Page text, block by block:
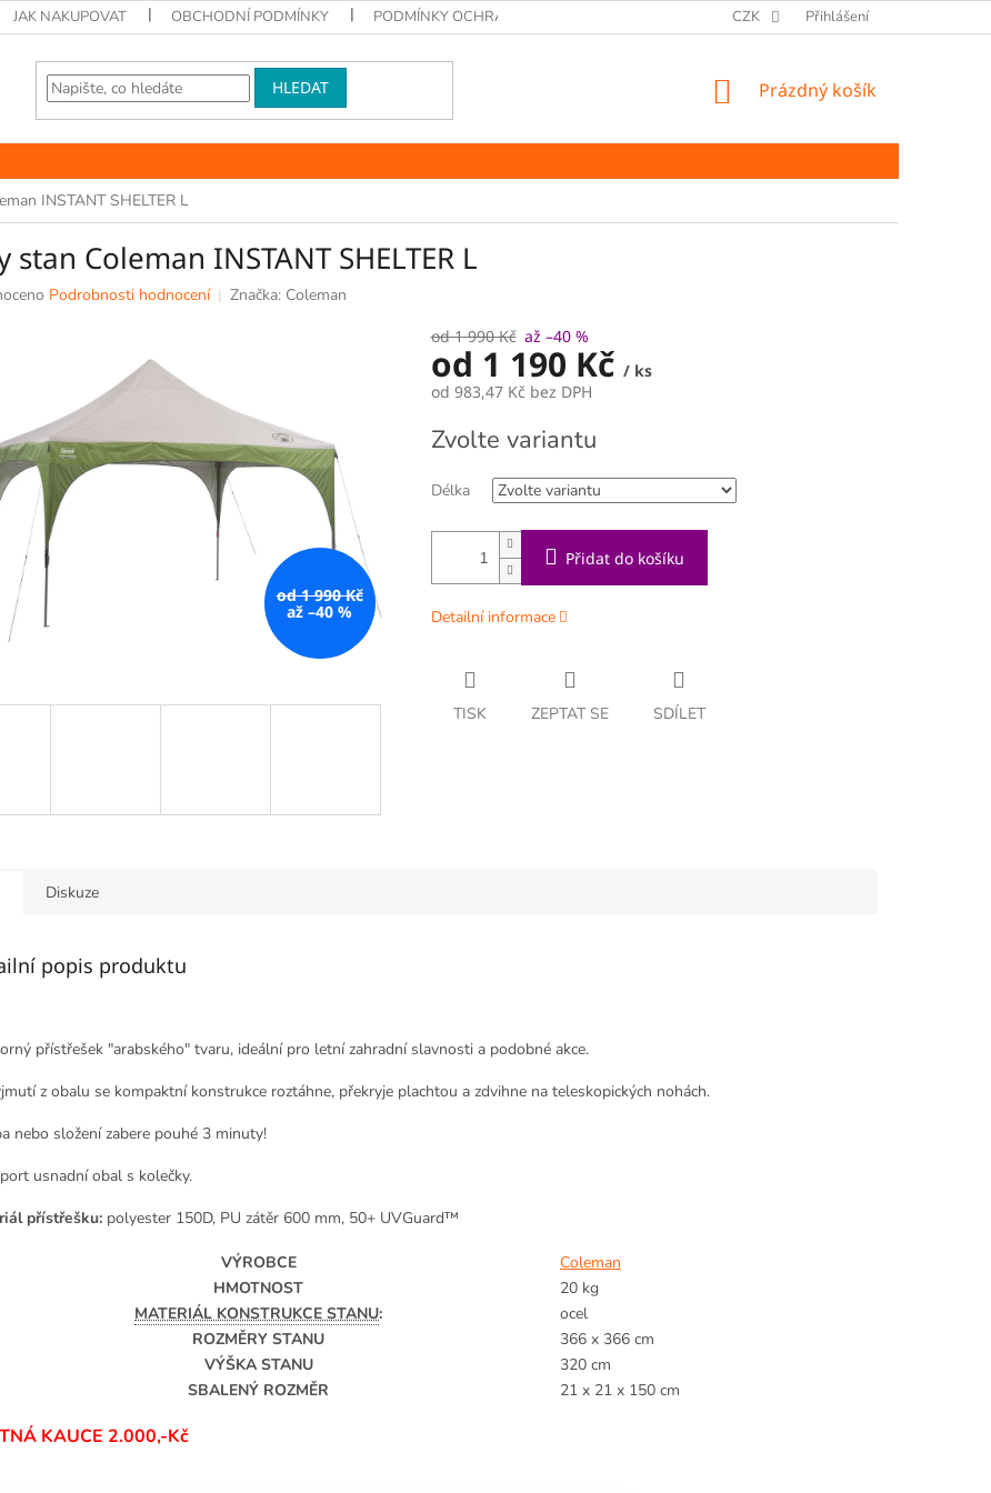
JAK NAKUPOVAT OBCHODNÍ PODMÍNKY PODMÍNKY OCHRANY OSOBNÍCH ÚDAJŮ CZK Přihlášení
HLEDAT
NÁKUPNÍ
Prázdný košík
INSTANT SHELTER L
stan Coleman INSTANT SHELTER L
Podrobnosti hodnocení Značka: Coleman
od 1 990 Kč
až –40 %
od 1 990 Kč až –40 %
od 1 190 Kč / ks
od 983,47 Kč bez DPH
cena:
Zvolte variantu
Délka
Přidat do košíku
Detailní informace
TISK ZEPTAT SE SDÍLET
Diskuze
popis produktu
přístřešek "arabského" tvaru, ideální pro letní zahradní slavnosti a podobné akce.
z obalu se kompaktní konstrukce roztáhne, překryje plachtou a zdvihne na teleskopických nohách.
nebo složení zabere pouhé 3 minuty!
usnadní obal s kolečky.
přístřešku: polyester 150D, PU zátěr 600 mm, 50+ UVGuard™
VÝROBCE
Coleman
HMOTNOST
20 kg
MATERIÁL KONSTRUKCE STANU:
ocel
ROZMĚRY STANU
366 x 366 cm
VÝŠKA STANU
320 cm
SBALENÝ ROZMĚR
21 x 21 x 150 cm
KAUCE 2.000,-Kč